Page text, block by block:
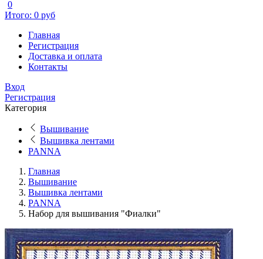
0
Итого: 0 руб
Главная
Регистрация
Доставка и оплата
Контакты
Вход
Регистрация
Категория
Вышивание
Вышивка лентами
PANNA
Главная
Вышивание
Вышивка лентами
PANNA
Набор для вышивания "Фиалки"